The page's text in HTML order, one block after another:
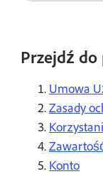
Przejdź
Umowa
Zasady
Konto